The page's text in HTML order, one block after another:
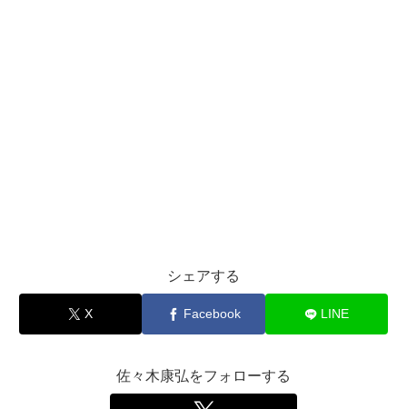
シェアする
X Facebook LINE
佐々木康弘をフォローする